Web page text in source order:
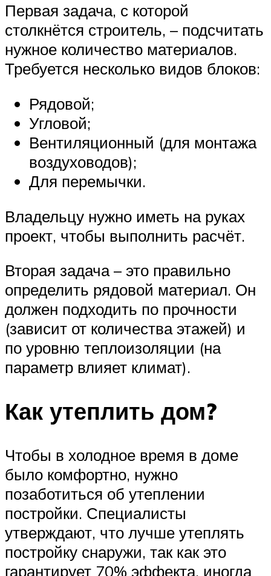
Первая задача, с которой
столкнётся строитель, – подсчитать
нужное количество материалов.
Требуется несколько видов блоков:
Рядовой;
Угловой;
Вентиляционный (для монтажа
воздуховодов);
Для перемычки.
Владельцу нужно иметь на руках
проект, чтобы выполнить расчёт.
Вторая задача – это правильно
определить рядовой материал. Он
должен подходить по прочности
(зависит от количества этажей) и
по уровню теплоизоляции (на
параметр влияет климат).
Как утеплить дом?
Чтобы в холодное время в доме
было комфортно, нужно
позаботиться об утеплении
постройки. Специалисты
утверждают, что лучше утеплять
постройку снаружи, так как это
гарантирует 70% эффекта, иногда